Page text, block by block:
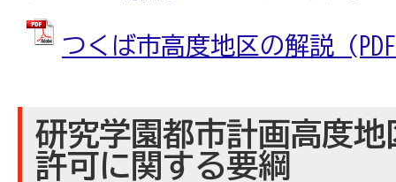
つくば市高度地区の解説
研究学園都市計画高度
許可に関する要綱